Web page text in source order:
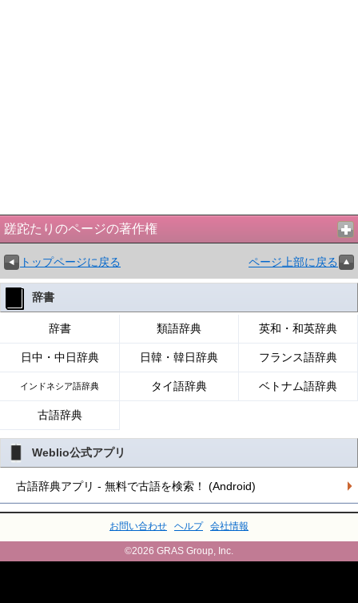
蹉跎たりのページの著作権
トップページに戻る ページ上部に戻る
辞書
辞書 類語辞典 英和・和英辞典
日中・中日辞典 日韓・韓日辞典 フランス語辞典
インドネシア語辞典 タイ語辞典 ベトナム語辞典
古語辞典
Weblio公式アプリ
古語辞典アプリ - 無料で古語を検索！ (Android)
お問い合わせ ヘルプ 会社情報
©2026 GRAS Group, Inc.